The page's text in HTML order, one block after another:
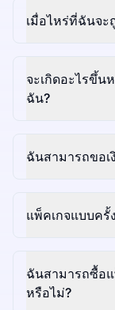
เมื่อไหร่ที่ฉันจะ
จะเกิดอะไรขึ้น
ฉัน?
ฉันสามารถขอ
แพ็คเกจแบบครั้
ฉันสามารถซื้อแ
หรือไม่?